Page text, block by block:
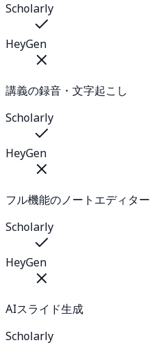
Scholarly
HeyGen
講義の録音・文字起こし
Scholarly
HeyGen
フル機能のノートエディター
Scholarly
HeyGen
AIスライド生成
Scholarly